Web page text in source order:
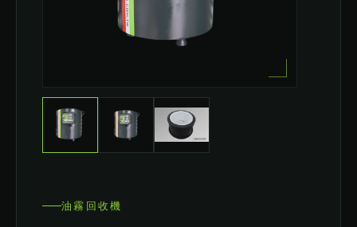
油霧回收機